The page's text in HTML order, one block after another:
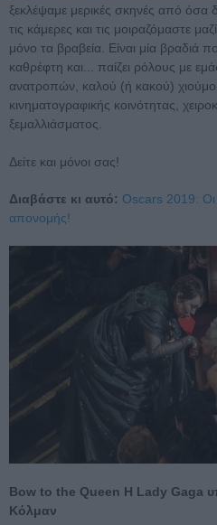
ξεκλέψαμε μερικές σκηνές από όσα
τις κάμερες και τις μοιραζόμαστε
μόνο τα βραβεία. Είναι μία βραδιά
καθρέφτη και... παίζει ρόλους με
ανατροπών, καλού (ή κακού)
κινηματογραφικής κοινότητας,
ξεμαλλιάσματος.
Δείτε και μόνοι σας!
Διαβάστε κι αυτό: Oscars 2019: Οι
απονομής!
Bow to the Queen Η Lady Gaga
Κόλμαν